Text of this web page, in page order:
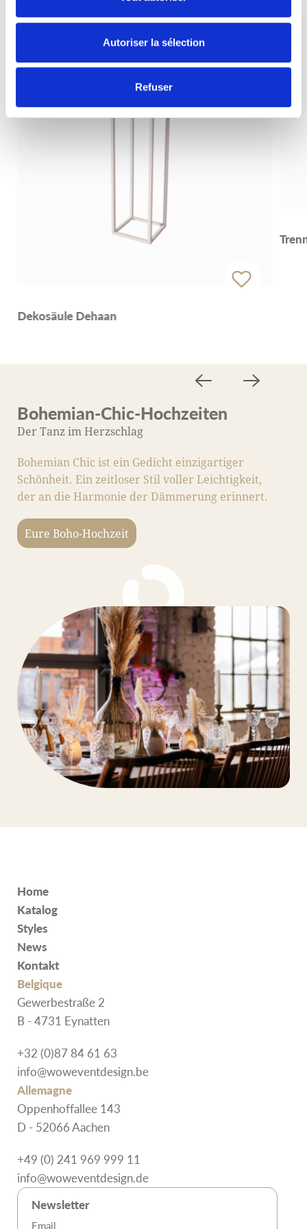
Autoriser la sélection
Refuser
Dekosäule Dehaan
Bohemian-Chic-Hochzeiten
Der Tanz im Herzschlag
Bohemian Chic ist ein Gedicht einzigartiger
Schönheit. Ein zeitloser Stil voller Leichtigkeit,
der an die Harmonie der Dämmerung erinnert.
Eure Boho-Hochzeit
Home
Katalog
Styles
News
Kontakt
Belgique
Gewerbestraße 2
B - 4731 Eynatten
+32 (0)87 84 61 63
info@woweventdesign.be
Allemagne
Oppenhoffallee 143
D - 52066 Aachen
+49 (0) 241 969 999 11
info@woweventdesign.de
Newsletter
Email